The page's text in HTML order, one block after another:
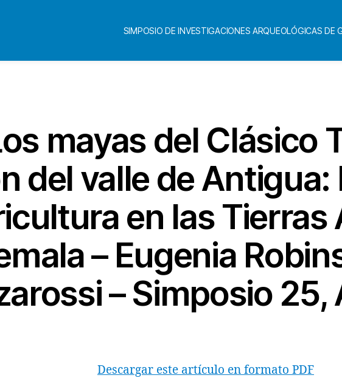
SIMPOSIO DE INVESTIGACIONES ARQUEOLÓGICAS DE
mayas del Clásico
del valle de Antigua:
en las Tierras
– Eugenia
– Simposio 25,
Descargar este artículo en formato PDF